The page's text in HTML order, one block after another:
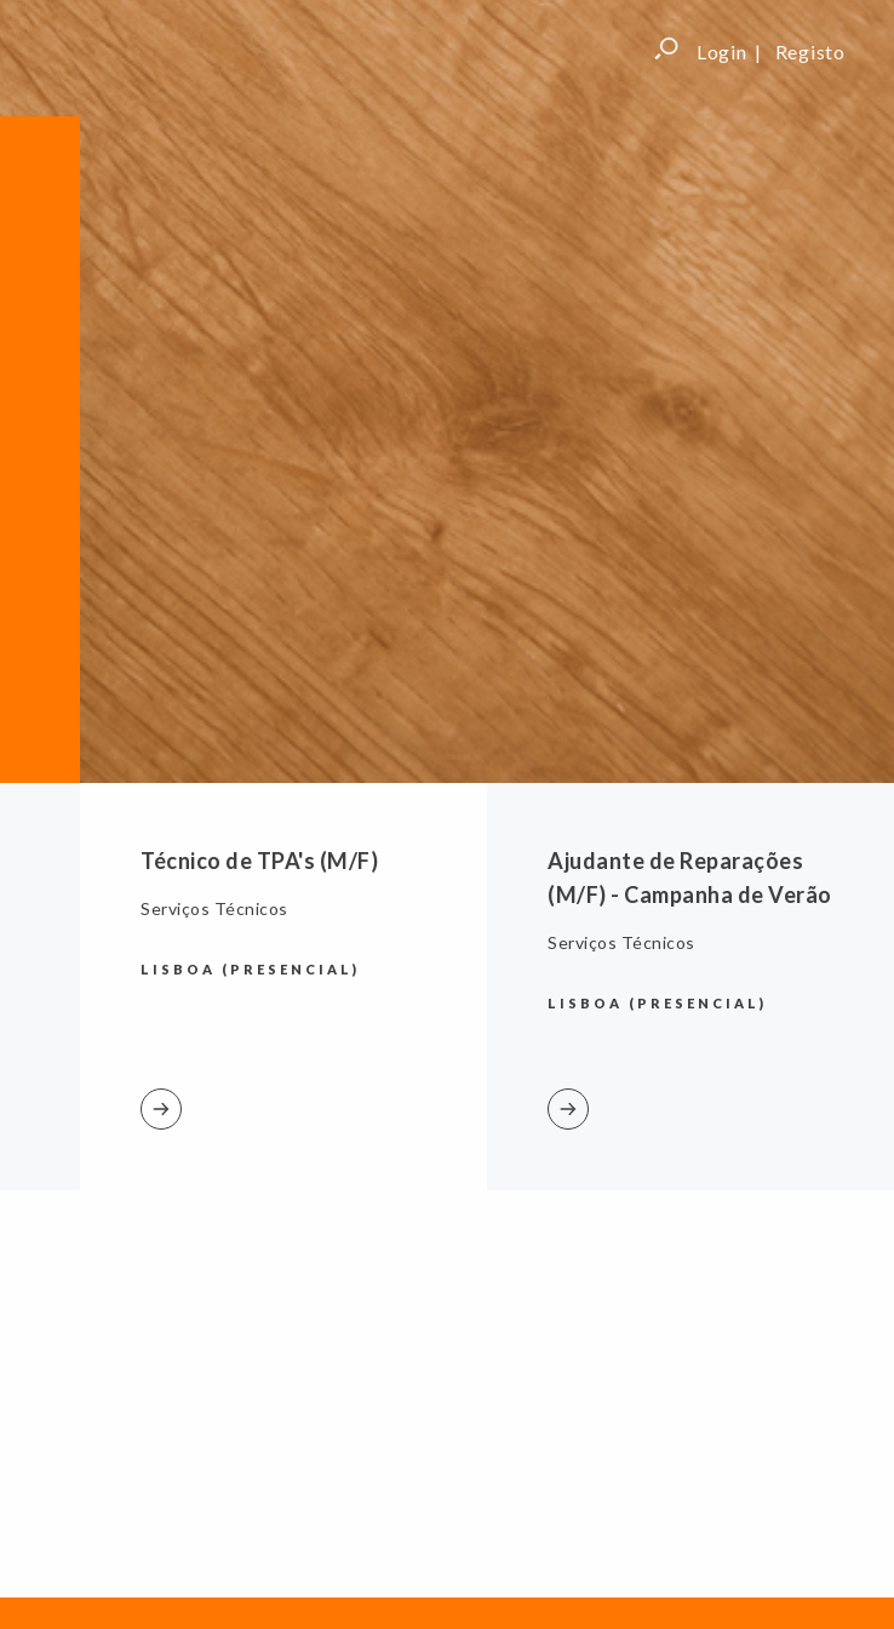
Login Registo
Técnico de TPA's (M/F)
Serviços Técnicos
LISBOA (PRESENCIAL)
Ajudante de Reparações
(M/F) - Campanha de Verão
Serviços Técnicos
LISBOA (PRESENCIAL)